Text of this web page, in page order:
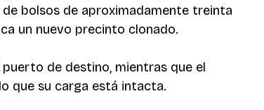
bolsos de aproximadamente treinta
un nuevo precinto clonado.
de destino, mientras que el
que su carga está intacta.